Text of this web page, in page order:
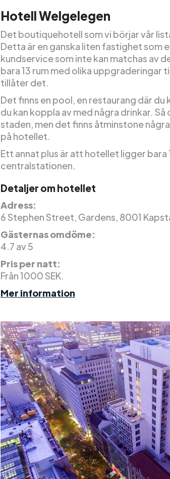
Hotell Welgelegen
Det boutiquehotell som vi börjar vår
Detta är en ganska liten fastighet som
kundservice som inte kan matchas av
bara 13 rum med olika uppgraderingar
tillåter det.
Det finns en pool, en restaurang där du
du kan koppla av med några drinkar.
staden, men det finns åtminstone
på hotellet.
Ett annat plus är att hotellet ligger bara
centralstationen.
Detaljer om hotellet
Adress:
6 Stephen Street, Gardens, 8001
Gästernas omdöme:
4.7 av 5
Pris per natt:
Från 1000 SEK.
Mer information